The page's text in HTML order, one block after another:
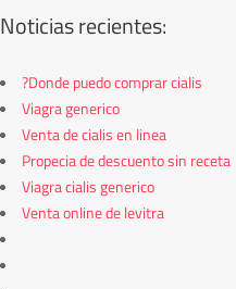
Noticias recientes:
?Donde puedo comprar cialis
Viagra generico
Venta de cialis en linea
Propecia de descuento sin receta
Viagra cialis generico
Venta online de levitra